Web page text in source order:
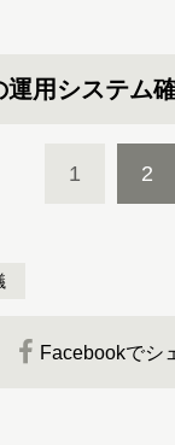
運用システム
1 2
Facebookでシ